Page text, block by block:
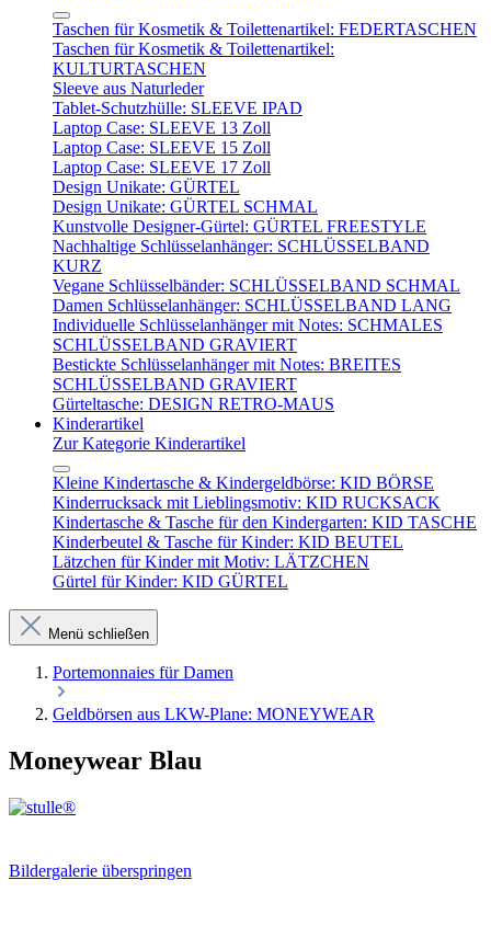
Taschen für Kosmetik & Toilettenartikel: FEDERTASCHEN
Taschen für Kosmetik & Toilettenartikel:
KULTURTASCHEN
Sleeve aus Naturleder
Tablet-Schutzhülle: SLEEVE IPAD
Laptop Case: SLEEVE 13 Zoll
Laptop Case: SLEEVE 15 Zoll
Laptop Case: SLEEVE 17 Zoll
Design Unikate: GÜRTEL
Design Unikate: GÜRTEL SCHMAL
Kunstvolle Designer-Gürtel: GÜRTEL FREESTYLE
Nachhaltige Schlüsselanhänger: SCHLÜSSELBAND
KURZ
Vegane Schlüsselbänder: SCHLÜSSELBAND SCHMAL
Damen Schlüsselanhänger: SCHLÜSSELBAND LANG
Individuelle Schlüsselanhänger mit Notes: SCHMALES
SCHLÜSSELBAND GRAVIERT
Bestickte Schlüsselanhänger mit Notes: BREITES
SCHLÜSSELBAND GRAVIERT
Gürteltasche: DESIGN RETRO-MAUS
Kinderartikel
Zur Kategorie Kinderartikel
Kleine Kindertasche & Kindergeldbörse: KID BÖRSE
Kinderrucksack mit Lieblingsmotiv: KID RUCKSACK
Kindertasche & Tasche für den Kindergarten: KID TASCHE
Kinderbeutel & Tasche für Kinder: KID BEUTEL
Lätzchen für Kinder mit Motiv: LÄTZCHEN
Gürtel für Kinder: KID GÜRTEL
Menü schließen
Portemonnaies für Damen
Geldbörsen aus LKW-Plane: MONEYWEAR
Moneywear Blau
Bildergalerie überspringen